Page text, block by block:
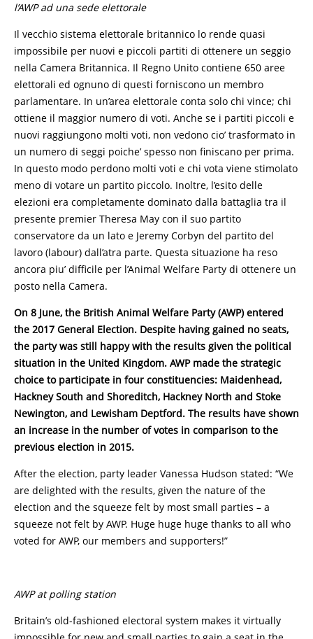
l’AWP ad una sede elettorale
Il vecchio sistema elettorale britannico lo rende quasi
impossibile per nuovi e piccoli partiti di ottenere un seggio
nella Camera Britannica. Il Regno Unito contiene 650 aree
elettorali ed ognuno di questi forniscono un membro
parlamentare. In un’area elettorale conta solo chi vince; chi
ottiene il maggior numero di voti. Anche se i partiti piccoli e
nuovi raggiungono molti voti, non vedono cio’ trasformato in
un numero di seggi poiche’ spesso non finiscano per prima.
In questo modo perdono molti voti e chi vota viene stimolato
meno di votare un partito piccolo. Inoltre, l’esito delle
elezioni era completamente dominato dalla battaglia tra il
presente premier Theresa May con il suo partito
conservatore da un lato e Jeremy Corbyn del partito del
lavoro (labour) dall’atra parte. Questa situazione ha reso
ancora piu’ difficile per l’Animal Welfare Party di ottenere un
posto nella Camera.
On 8 June, the British Animal Welfare Party (AWP) entered
the 2017 General Election. Despite having gained no seats,
the party was still happy with the results given the political
situation in the United Kingdom. AWP made the strategic
choice to participate in four constituencies: Maidenhead,
Hackney South and Shoreditch, Hackney North and Stoke
Newington, and Lewisham Deptford. The results have shown
an increase in the number of votes in comparison to the
previous election in 2015.
After the election, party leader Vanessa Hudson stated: “We
are delighted with the results, given the nature of the
election and the squeeze felt by most small parties – a
squeeze not felt by AWP. Huge huge huge thanks to all who
voted for AWP, our members and supporters!”
AWP at polling station
Britain’s old-fashioned electoral system makes it virtually